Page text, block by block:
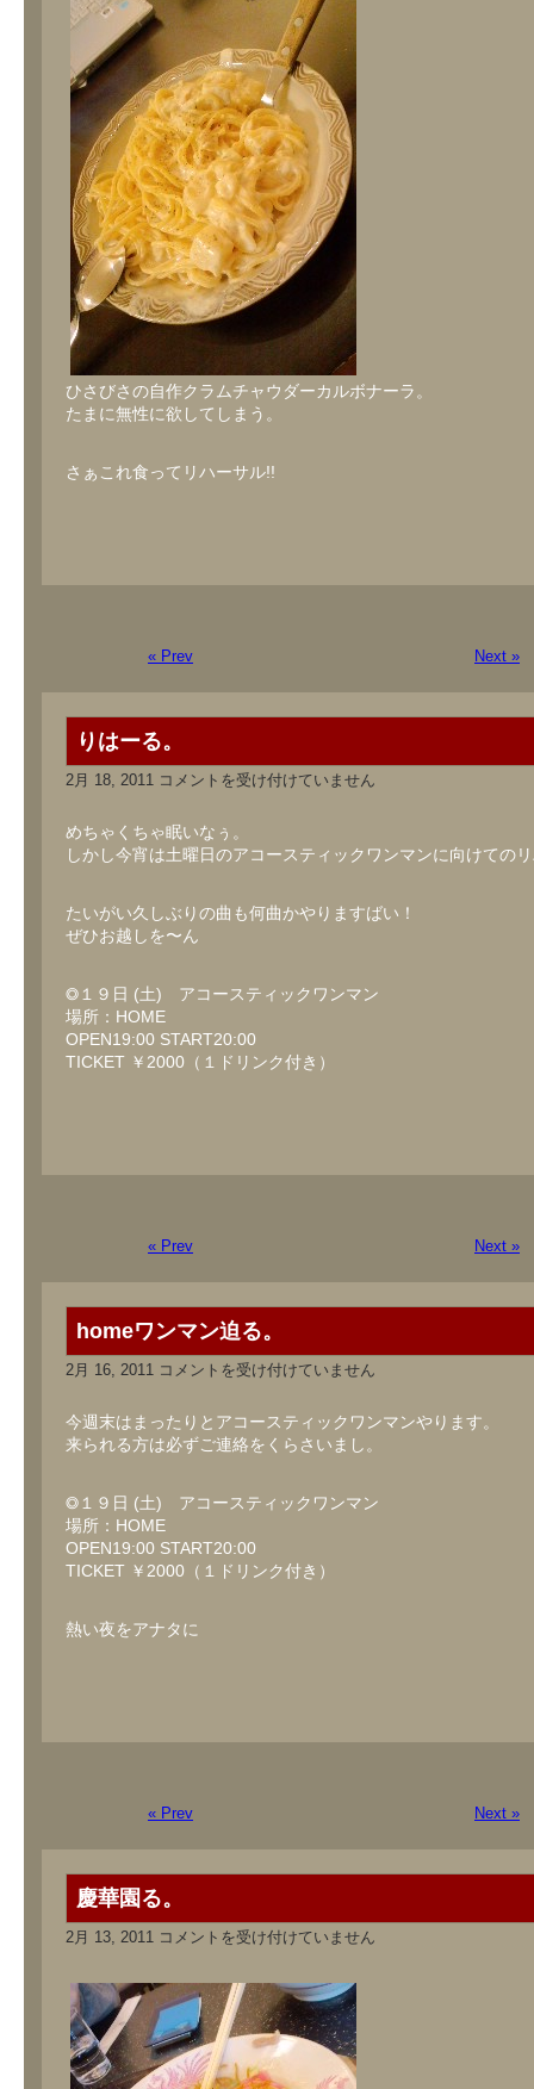
ク
ガ
ル
ボ。
は
ひさびさの自作クラムチャウダーカルボナーラ。
たまに無性に欲してしまう。
さぁこれ食ってリハーサル!!
« Prev Next »
りはーる。
2月 18, 2011 り
る。
は
コメントを受け付けていません
めちゃくちゃ眠いなぅ。
しかし今宵は土曜日のアコースティックワンマンに向けての
たいがい久しぶりの曲も何曲かやりますばい！
ぜひお越しを〜ん
◎１９日 (土) アコースティックワンマン
場所：HOME
OPEN19:00 START20:00
TICKET ￥2000（１ドリンク付き）
« Prev Next »
homeワンマン迫る。
2月 16, 2011 home
ン
迫
コメントを受け付けていません
今週末はまったりとアコースティックワンマンやります。
来られる方は必ずご連絡をくらさいまし。
◎１９日 (土) アコースティックワンマン
場所：HOME
OPEN19:00 START20:00
TICKET ￥2000（１ドリンク付き）
熱い夜をアナタに
« Prev Next »
慶華園る。
2月 13, 2011 慶
る。
は
コメントを受け付けていません